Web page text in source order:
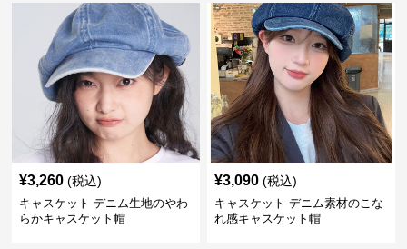
¥3,260 (税込)
キャスケット デニム生地のやわ
らかキャスケット帽
¥3,090 (税込)
キャスケット デニム素材のこな
れ感キャスケット帽